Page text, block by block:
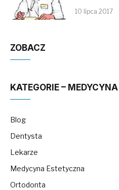
10 lipca 2017
ZOBACZ
KATEGORIE – MEDYCYNA
Blog
Dentysta
Lekarze
Medycyna Estetyczna
Ortodonta